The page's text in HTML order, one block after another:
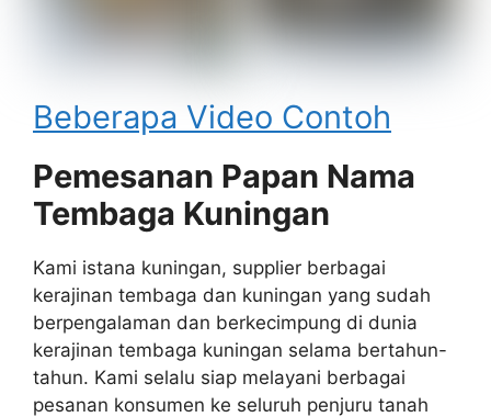
Beberapa Video Contoh
Pemesanan Papan Nama
Tembaga Kuningan
Kami istana kuningan, supplier berbagai
kerajinan tembaga dan kuningan yang sudah
berpengalaman dan berkecimpung di dunia
kerajinan tembaga kuningan selama bertahun-
tahun. Kami selalu siap melayani berbagai
pesanan konsumen ke seluruh penjuru tanah